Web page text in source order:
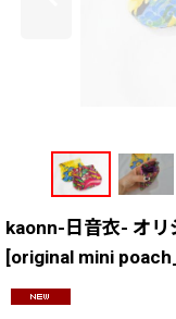
kaonn-日音衣- オ
[original mini